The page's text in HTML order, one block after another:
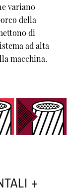
variano
della
di
ad alta
macchina.
+